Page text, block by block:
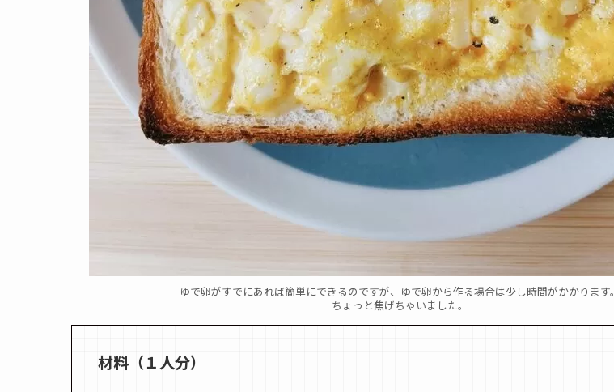
ゆで卵がすでにあれば簡単にできるのですが、ゆで卵から作る場合は少し時間がかかります。
ちょっと焦げちゃいました。
材料（１人分）